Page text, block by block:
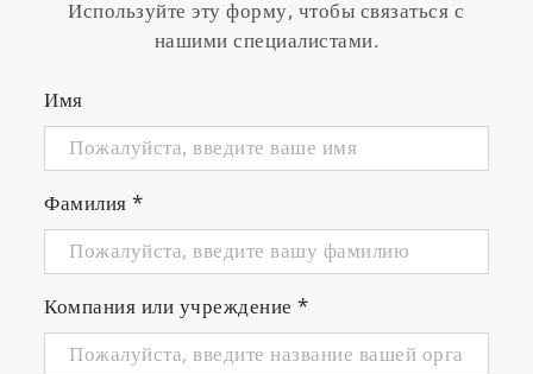
Используйте эту форму, чтобы связаться с
нашими специалистами.
Имя
Фамилия*
Компания или учреждение*